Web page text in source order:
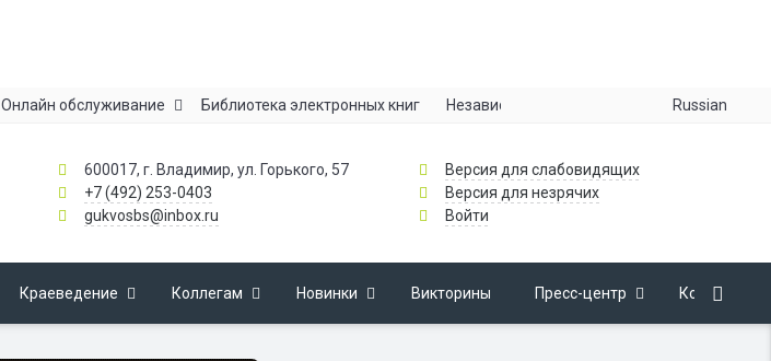
Онлайн обслуживание Библиотека электронных книг Независимая оценка качества Russian
600017, г. Владимир, ул. Горького, 57
+7 (492) 253-0403
gukvosbs@inbox.ru
Версия для слабовидящих
Версия для незрячих
Войти
Краеведение Коллегам Новинки Викторины Пресс-центр Контакты